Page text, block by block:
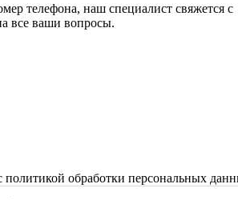
телефона, наш специалист свяжется с
все ваши вопросы.
политикой обработки персональных